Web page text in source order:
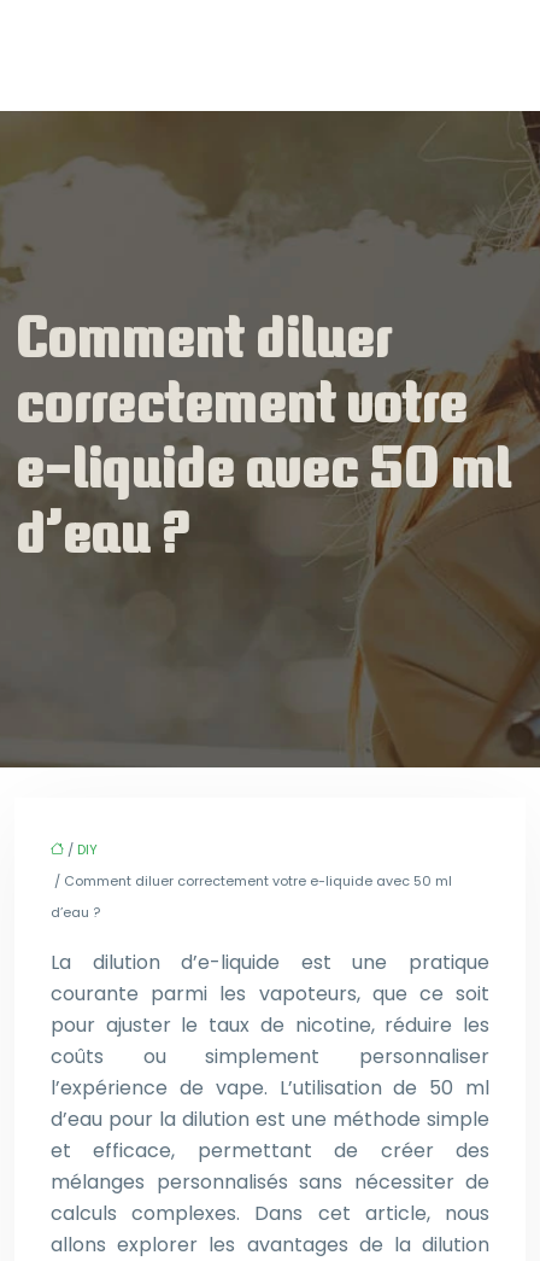
Comment diluer
correctement votre
e-liquide avec 50 ml
d’eau ?
/ DIY
/ Comment diluer correctement votre e-liquide avec 50 ml
d’eau ?
La dilution d’e-liquide est une pratique
courante parmi les vapoteurs, que ce soit
pour ajuster le taux de nicotine, réduire les
coûts ou simplement personnaliser
l’expérience de vape. L’utilisation de 50 ml
d’eau pour la dilution est une méthode simple
et efficace, permettant de créer des
mélanges personnalisés sans nécessiter de
calculs complexes. Dans cet article, nous
allons explorer les avantages de la dilution